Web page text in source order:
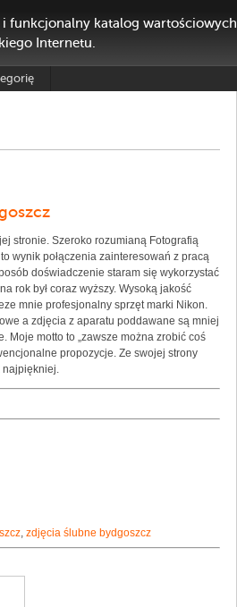
i funkcjonalny katalog wartościowych
Internetu.
stronie. Szeroko rozumianą Fotografią
wynik połączenia zainteresowań z pracą
doświadczenie staram się wykorzystać
rok był coraz wyższy. Wysoką jakość
mnie profesjonalny sprzęt marki Nikon.
a zdjęcia z aparatu poddawane są mniej
Moje motto to „zawsze można zrobić coś
propozycje. Ze swojej strony
najpiękniej.
, zdjęcia ślubne bydgoszcz